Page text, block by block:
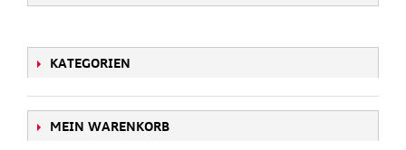
KATEGORIEN
MEIN WARENKORB